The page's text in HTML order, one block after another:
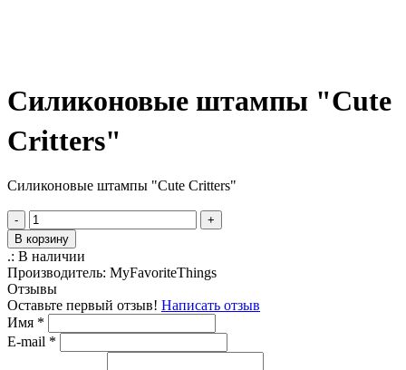
Силиконовые штампы "Cute
Critters"
Силиконовые штампы "Cute Critters"
-
+
В корзину
.: В наличии
Производитель: MyFavoriteThings
Отзывы
Оставьте первый отзыв! Написать отзыв
Имя *
E-mail *